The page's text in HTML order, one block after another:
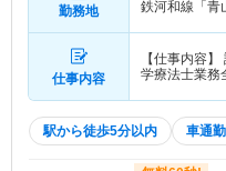
勤務地
鉄河和線「青
仕事内容
【仕事内容
学療法士業
駅から徒歩5分以内 車通